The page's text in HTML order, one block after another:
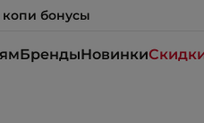
копи бонусы
БрендыНовинки